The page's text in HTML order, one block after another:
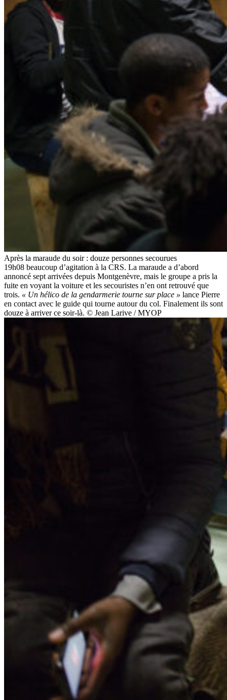
Après la maraude du soir : douze personnes secourues
19h08 beaucoup d’agitation à la CRS. La maraude a d’abord
annoncé sept arrivées depuis Montgenèvre, mais le groupe a pris la
fuite en voyant la voiture et les secouristes n’en ont retrouvé que
trois. « Un hélico de la gendarmerie tourne sur place » lance Pierre
en contact avec le guide qui tourne autour du col. Finalement ils sont
douze à arriver ce soir-là. © Jean Larive / MYOP